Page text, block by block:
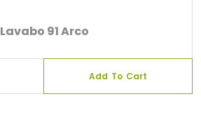
Lavabo 91 Arco
Add To Cart